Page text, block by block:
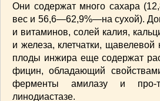
САЛАТИКИ(132)
Мясные(33)
Рыбные(18)
СОУСЫ(6)
ПЕЧЕМ ВМЕСТЕ(257)
Они содержат много сахара
вес и 56,6—62,9%—на сухой).
и витаминов, солей калия,
и железа, клет­чатки, щавелевой
плоды инжира еще содержат
фицин, обладающий
ферменты амилазу и про-
линодиастазе.